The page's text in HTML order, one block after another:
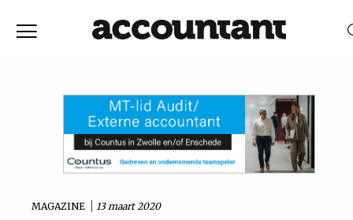
Discussie
Vaktechniek
MAGAZINE 13 maart 2020
RELEVANTIEDATUM